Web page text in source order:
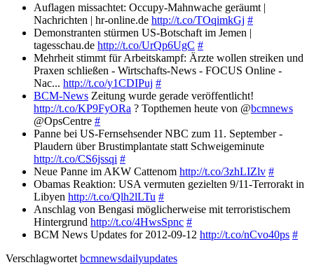
Auflagen missachtet: Occupy-Mahnwache geräumt |
Nachrichten | hr-online.de http://t.co/TOqimkGj #
Demonstranten stürmen US-Botschaft im Jemen |
tagesschau.de http://t.co/UrQp6UgC #
Mehrheit stimmt für Arbeitskampf: Ärzte wollen streiken und
Praxen schließen - Wirtschafts-News - FOCUS Online -
Nac... http://t.co/y1CDIPuj #
BCM-News Zeitung wurde gerade veröffentlicht!
http://t.co/KP9FyORa ? Topthemen heute von @bcmnews
@OpsCentre #
Panne bei US-Fernsehsender NBC zum 11. September -
Plaudern über Brustimplantate statt Schweigeminute
http://t.co/CS6jssqi #
Neue Panne im AKW Cattenom http://t.co/3zhLIZlv #
Obamas Reaktion: USA vermuten gezielten 9/11-Terrorakt in
Libyen http://t.co/Qlh2lLTu #
Anschlag von Bengasi möglicherweise mit terroristischem
Hintergrund http://t.co/4HwsSpnc #
BCM News Updates for 2012-09-12 http://t.co/nCvo40ps #
Verschlagwortet bcmnewsdailyupdates